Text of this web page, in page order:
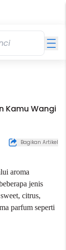
Kamu Wangi
Bagikan Artikel
aroma
jenis
citrus,
parfum seperti